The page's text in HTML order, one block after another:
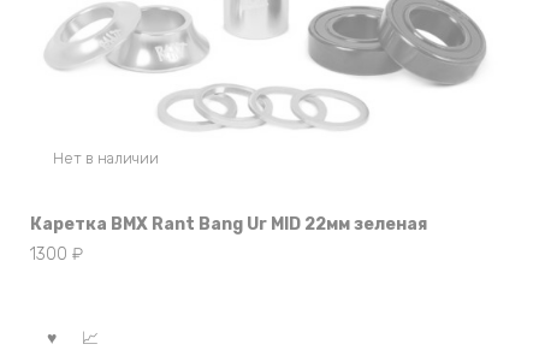
Нет в наличии
Каретка BMX Rant Bang Ur MID 22мм зеленая
1300 ₽